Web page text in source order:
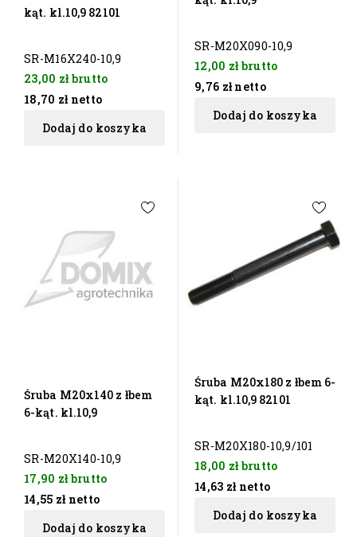
kąt. kl.10,9 82101
SR-M16X240-10,9
23,00 złbrutto
18,70 zł netto
Dodaj do koszyka
SR-M20X090-10,9
12,00 złbrutto
9,76 zł netto
Dodaj do koszyka
Śruba M20x140 z łbem
6-kąt. kl.10,9
SR-M20X140-10,9
17,90 złbrutto
14,55 zł netto
Dodaj do koszyka
Śruba M20x180 z łbem 6-
kąt. kl.10,9 82101
SR-M20X180-10,9/101
18,00 złbrutto
14,63 zł netto
Dodaj do koszyka